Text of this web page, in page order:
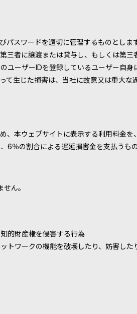
スワードを適切に管理するものとします
三者に譲渡または貸与し、もしくは第
ーザーIDを登録しているユーザー自身
て生じた損害は、当社に故意又は重大
本ウェブサイトに表示する利用料金を
6％の割合による遅延損害金を支払うもの
ん。
的財産権を侵害する行為
トワークの機能を破壊したり、妨害した